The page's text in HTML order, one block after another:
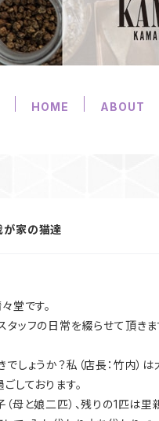
HOME ABOUT
が家の猫達
堂です。
タッフの日常を綴らせて頂き
しょうか？私（店長：竹内）は
しております。
母と娘二匹）、残りの1匹は